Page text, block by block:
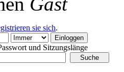
sie sich.
und Sitzungslänge